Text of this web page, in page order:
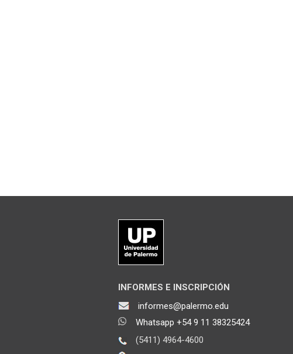
INFORMES E INSCRIPCIÓN
informes@palermo.edu
Whatsapp +54 9 11 38325424
(5411) 4964-4600